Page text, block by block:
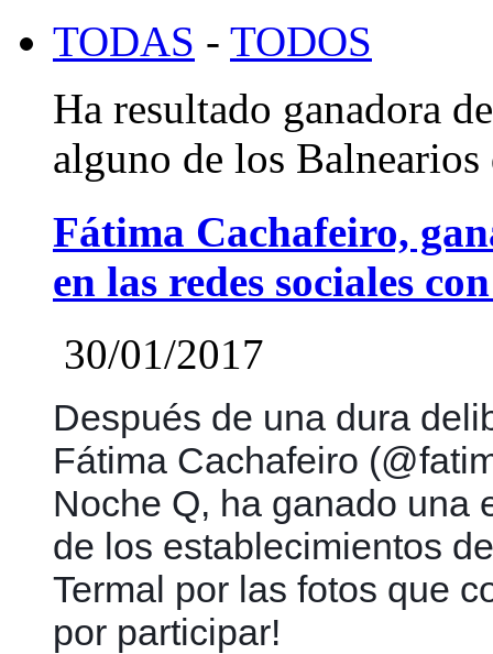
TODAS - TODOS
Ha resultado ganadora
alguno de los
Fátima Cachafeiro,
en las redes sociales
30/01/2017
Después de una dura
Fátima Cachafeiro
Noche Q, ha ganado una
de los establecimientos
Termal por las fotos que
por participar!